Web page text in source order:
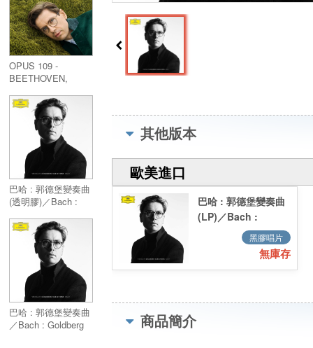
OPUS 109 -
BEETHOVEN,
(UHQCD)
巴哈 : 郭德堡變奏曲
(透明膠)／Bach :
(2LP)
巴哈 : 郭德堡變奏曲
／Bach : Goldberg
其他版本
歐美進口
巴哈 : 郭德堡變奏曲
(LP)／Bach :
Goldberg
Variations (LP)
黑膠唱片
無庫存
商品簡介